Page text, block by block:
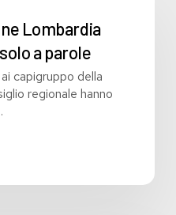
Lombardia
a parole
capigruppo della
regionale hanno